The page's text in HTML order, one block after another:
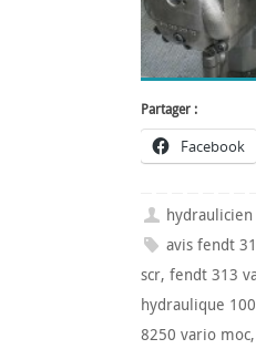
Partager :
Facebook
hydraulicien
avis fendt
scr, fendt 313
hydraulique
8250 vario moc,